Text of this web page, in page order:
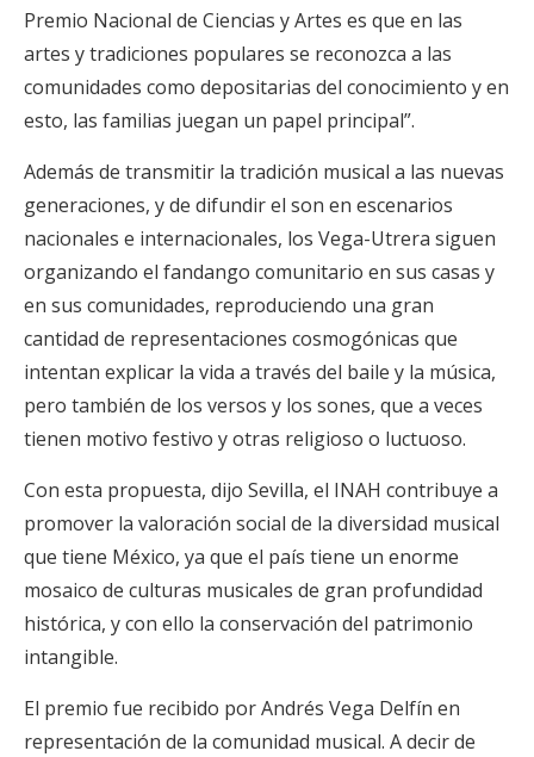
Premio Nacional de Ciencias y Artes es que en las
artes y tradiciones populares se reconozca a las
comunidades como depositarias del conocimiento y en
esto, las familias juegan un papel principal”.
Además de transmitir la tradición musical a las nuevas
generaciones, y de difundir el son en escenarios
nacionales e internacionales, los Vega-Utrera siguen
organizando el fandango comunitario en sus casas y
en sus comunidades, reproduciendo una gran
cantidad de representaciones cosmogónicas que
intentan explicar la vida a través del baile y la música,
pero también de los versos y los sones, que a veces
tienen motivo festivo y otras religioso o luctuoso.
Con esta propuesta, dijo Sevilla, el INAH contribuye a
promover la valoración social de la diversidad musical
que tiene México, ya que el país tiene un enorme
mosaico de culturas musicales de gran profundidad
histórica, y con ello la conservación del patrimonio
intangible.
El premio fue recibido por Andrés Vega Delfín en
representación de la comunidad musical. A decir de